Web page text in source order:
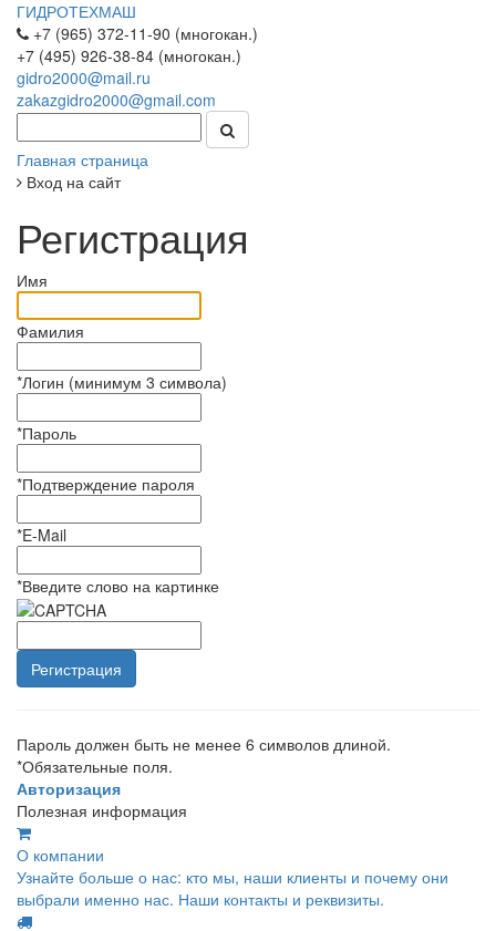
ГИДРОТЕХМАШ
+7 (965) 372-11-90 (многокан.)
+7 (495) 926-38-84 (многокан.)
gidro2000@mail.ru
zakazgidro2000@gmail.com
Главная страница
Вход на сайт
Регистрация
Имя
Фамилия
*Логин (минимум 3 символа)
*Пароль
*Подтверждение пароля
*E-Mail
*Введите слово на картинке
Пароль должен быть не менее 6 символов длиной.
*Обязательные поля.
Авторизация
Полезная информация
О компании
Узнайте больше о нас: кто мы, наши клиенты и почему они
выбрали именно нас. Наши контакты и реквизиты.